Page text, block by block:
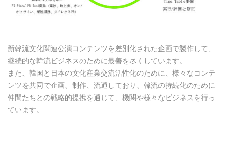
新韓流文化関連公演コンテンツを差別化された企画で製作して、
継続的な韓流ビジネスのために最善を尽くしています。
また、韓国と日本の文化産業交流活性化のために、様々なコンテ
ンツを共同で企画、制作、流通しており、韓流の持続化のために
仲間たちとの戦略的提携を通じて、機関や様々なビジネスを行っ
ています。